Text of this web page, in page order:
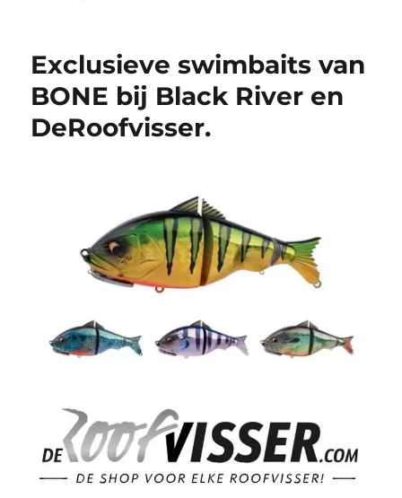
Exclusieve swimbaits van
BONE bij Black River en
DeRoofvisser.